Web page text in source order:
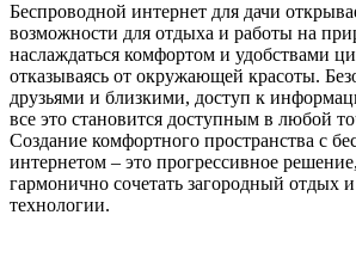
Беспроводной интернет для дачи
возможности для отдыха и работы на
наслаждаться комфортом и удобствами
отказываясь от окружающей красоты.
друзьями и близкими, доступ к
все это становится доступным в любой
Создание комфортного пространства с
интернетом – это прогрессивное
гармонично сочетать загородный отдых
технологии.